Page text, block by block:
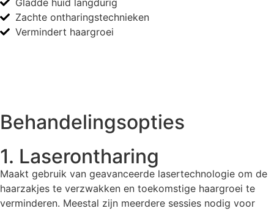
Gladde huid langdurig
Zachte ontharingstechnieken
Vermindert haargroei
Behandelingsopties
1. Laserontharing
Maakt gebruik van geavanceerde lasertechnologie om de
haarzakjes te verzwakken en toekomstige haargroei te
verminderen. Meestal zijn meerdere sessies nodig voor